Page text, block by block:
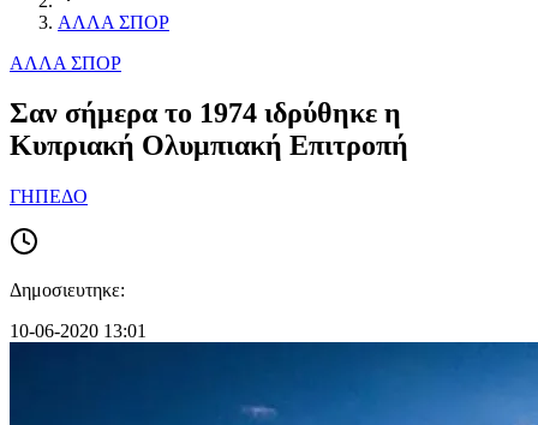
ΑΛΛΑ ΣΠΟΡ
ΑΛΛΑ ΣΠΟΡ
Σαν σήμερα το 1974 ιδρύθηκε η
Κυπριακή Ολυμπιακή Επιτροπή
ΓΗΠΕΔΟ
Δημοσιευτηκε:
10-06-2020 13:01